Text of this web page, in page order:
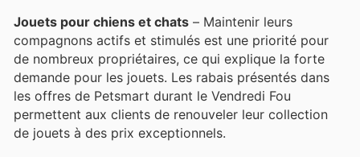
Jouets pour chiens et chats – Maintenir leurs
compagnons actifs et stimulés est une priorité pour
de nombreux propriétaires, ce qui explique la forte
demande pour les jouets. Les rabais présentés dans
les offres de Petsmart durant le Vendredi Fou
permettent aux clients de renouveler leur collection
de jouets à des prix exceptionnels.